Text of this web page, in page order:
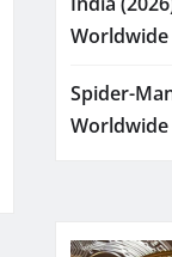
Worldwide
Spider-
Worldwide